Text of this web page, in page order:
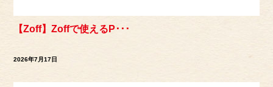
【Zoff】Zoffで使えるP･･･
2026年7月17日